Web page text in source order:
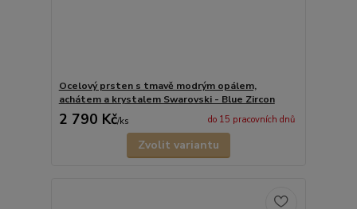
Ocelový prsten s tmavě modrým opálem,
achátem a krystalem Swarovski - Blue Zircon
2 790 Kč/ks do 15 pracovních dnů
Zvolit variantu